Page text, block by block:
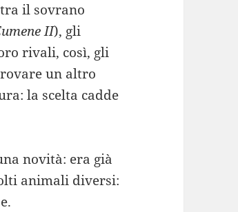
il sovrano
II), gli
rivali, così, gli
un altro
la scelta cadde
novità: era già
animali diversi: